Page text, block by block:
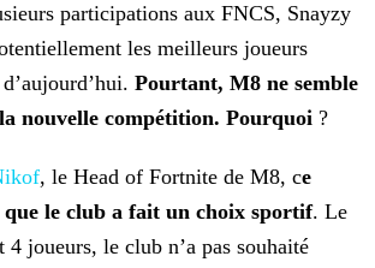
participations aux FNCS, Snayzy
les meilleurs joueurs
Pourtant, M8 ne semble
nouvelle compétition. Pourquoi ?
, le Head of Fortnite de M8, ce
le club a fait un choix sportif. Le
4 joueurs, le club n’a pas souhaité